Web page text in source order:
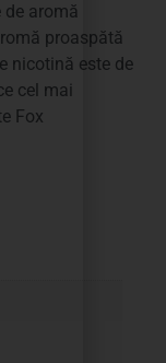
de aromă
proaspătă
nicotină este de
cel mai
Fox